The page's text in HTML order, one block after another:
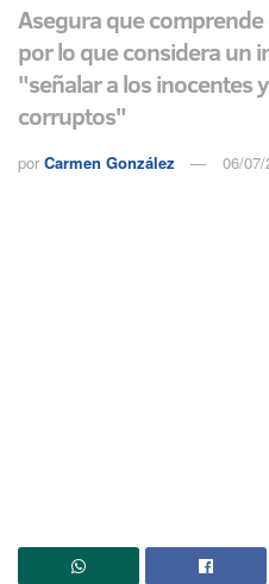
Asegura que
por lo que considera un
"señalar a los inocentes
corruptos"
por Carmen González 06/